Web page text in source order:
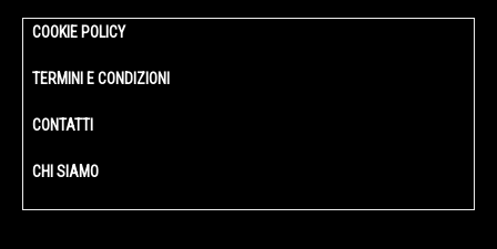
COOKIE POLICY
TERMINI E CONDIZIONI
CONTATTI
CHI SIAMO